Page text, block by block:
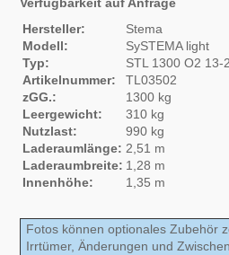
Verfügbarkeit auf Anfrage
Hersteller:
Stema
Modell:
SySTEMA light
Typ:
STL 1300 O2 13-
Artikelnummer:
TL03502
zGG.:
1300 kg
Leergewicht:
310 kg
Nutzlast:
990 kg
Laderaumlänge: 2,51 m
Laderaumbreite: 1,28 m
Innenhöhe:
1,35 m
Fotos können optionales Zubehör
Irrtümer, Änderungen und